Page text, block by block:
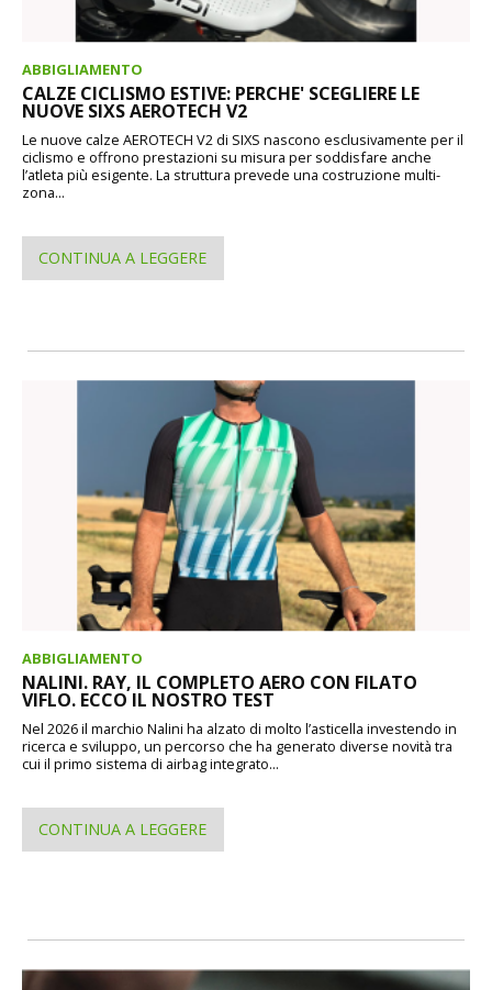
ABBIGLIAMENTO
CALZE CICLISMO ESTIVE: PERCHE' SCEGLIERE LE
NUOVE SIXS AEROTECH V2
Le nuove calze AEROTECH V2 di SIXS nascono esclusivamente per il
ciclismo e offrono prestazioni su misura per soddisfare anche
l’atleta più esigente. La struttura prevede una costruzione multi-
zona...
CONTINUA A LEGGERE
ABBIGLIAMENTO
NALINI. RAY, IL COMPLETO AERO CON FILATO
VIFLO. ECCO IL NOSTRO TEST
Nel 2026 il marchio Nalini ha alzato di molto l’asticella investendo in
ricerca e sviluppo, un percorso che ha generato diverse novità tra
cui il primo sistema di airbag integrato...
CONTINUA A LEGGERE